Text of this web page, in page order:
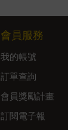
會員服務
我的帳號
訂單查詢
會員獎勵計畫
訂閱電子報